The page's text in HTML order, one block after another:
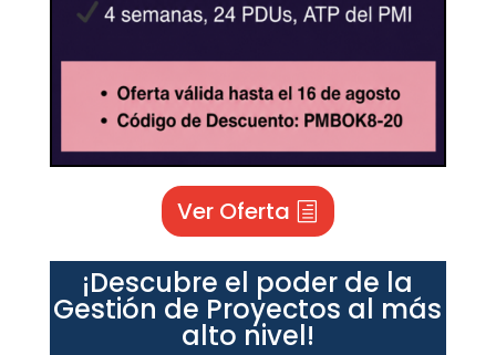
Ver Oferta
¡Descubre el poder de la
Gestión de Proyectos al más
alto nivel!